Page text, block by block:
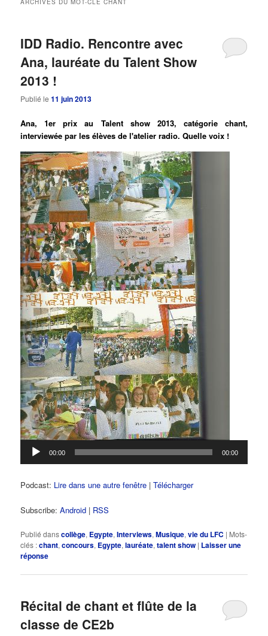
ARCHIVES DU MOT-CLÉCHANT
IDD Radio. Rencontre avec
Ana, lauréate du Talent Show
2013 !
Publié le11 juin 2013
Ana, 1er prix au Talent show 2013, catégorie chant,
interviewée par les élèves de l'atelier radio. Quelle voix !
00:00 00:00
Podcast: Lire dans une autre fenêtre |Télécharger
Subscribe:Android | RSS
Publié danscollège, Egypte,Interviews,Musique,vie du LFC | Mots-
clés :chant,concours, Egypte,lauréate,talent show | Laisser une
réponse
Récital de chant et flûte de la
classe de CE2b